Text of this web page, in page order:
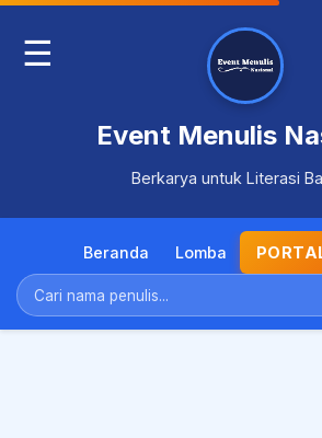
☰
Event Menulis
Berkarya untuk Literasi
Beranda Lomba